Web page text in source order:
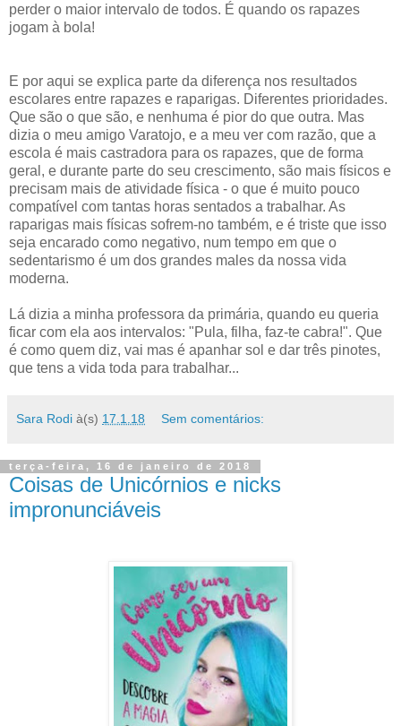
perder o maior intervalo de todos. É quando os rapazes
jogam à bola!
E por aqui se explica parte da diferença nos resultados
escolares entre rapazes e raparigas. Diferentes prioridades.
Que são o que são, e nenhuma é pior do que outra. Mas
dizia o meu amigo Varatojo, e a meu ver com razão, que a
escola é mais castradora para os rapazes, que de forma
geral, e durante parte do seu crescimento, são mais físicos e
precisam mais de atividade física - o que é muito pouco
compatível com tantas horas sentados a trabalhar. As
raparigas mais físicas sofrem-no também, e é triste que isso
seja encarado como negativo, num tempo em que o
sedentarismo é um dos grandes males da nossa vida
moderna.
Lá dizia a minha professora da primária, quando eu queria
ficar com ela aos intervalos: "Pula, filha, faz-te cabra!". Que
é como quem diz, vai mas é apanhar sol e dar três pinotes,
que tens a vida toda para trabalhar...
Sara Rodi à(s) 17.1.18 Sem comentários:
terça-feira, 16 de janeiro de 2018
Coisas de Unicórnios e nicks
impronunciáveis